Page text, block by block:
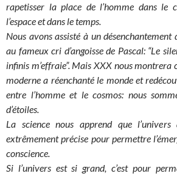
rapetisser la place de l’homme dans le
l’espace et dans le temps.
Nous avons assisté à un
au fameux cri d’angoisse de Pascal: “Le
infinis m’effraie”. Mais XXX nous
moderne a réenchanté le monde et
entre l’homme et le cosmos: nous
d’étoiles.
La science nous apprend que
extrêmement précise pour permettre
conscience.
Si l’univers est si grand, c’est pour